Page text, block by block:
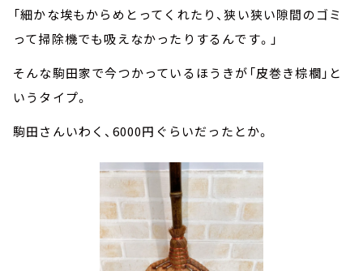
「細かな埃もからめとってくれたり、狭い狭い隙間のゴミ
って掃除機でも吸えなかったりするんです。」
そんな駒田家で今つかっているほうきが「皮巻き棕櫚」と
いうタイプ。
駒田さんいわく、6000円ぐらいだったとか。